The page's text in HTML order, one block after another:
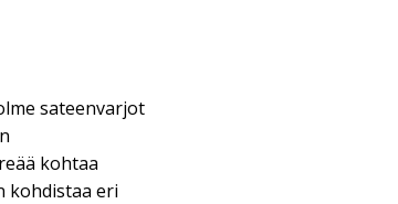
sateenvarjot
kohtaa
kohdistaa eri